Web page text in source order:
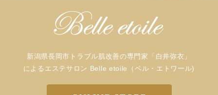
新潟県長岡市トラブル肌改善の専門家「白井弥衣」
によるエステサロン Belle etoile（ベル・エトワール)